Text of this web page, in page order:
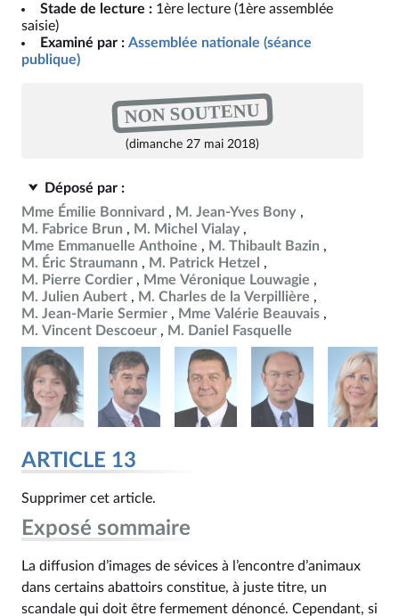
Stade de lecture : 1ère lecture (1ère assemblée
saisie)
Examiné par : Assemblée nationale (séance
publique)
NON SOUTENU
(dimanche 27 mai 2018)
Déposé par :
Mme Émilie Bonnivard
M. Jean-Yves Bony
M. Fabrice Brun
M. Michel Vialay
Mme Emmanuelle Anthoine
M. Thibault Bazin
M. Éric Straumann
M. Patrick Hetzel
M. Pierre Cordier
Mme Véronique Louwagie
M. Julien Aubert
M. Charles de la Verpillière
M. Jean-Marie Sermier
Mme Valérie Beauvais
M. Vincent Descoeur
M. Daniel Fasquelle
ARTICLE 13
Supprimer cet article.
Exposé sommaire
La diffusion d’images de sévices à l’encontre d’animaux
dans certains abattoirs constitue, à juste titre, un
scandale qui doit être fermement dénoncé. Cependant, si